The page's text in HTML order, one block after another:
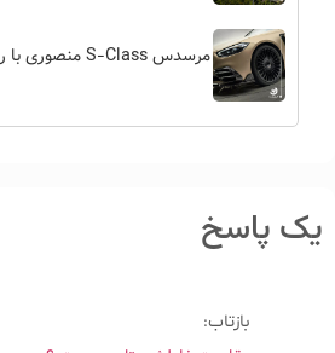
مرسدس S-Class منصوری با رنگ طلای کالاهاری
یک پاسخ
بازتاب: